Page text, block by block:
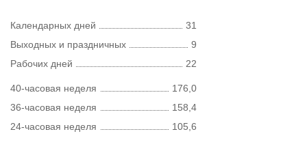
Календарных дней
31
Выходных и праздничных
9
Рабочих дней
22
40-часовая неделя
176,0
36-часовая неделя
158,4
24-часовая неделя
105,6